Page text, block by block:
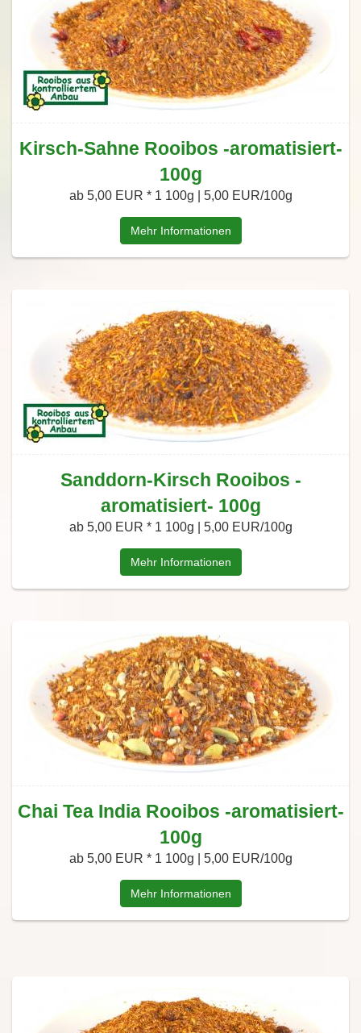
Kirsch-Sahne Rooibos -aromatisiert-
100g
ab 5,00 EUR * 1 100g | 5,00 EUR/100g
Mehr Informationen
Sanddorn-Kirsch Rooibos -
aromatisiert- 100g
ab 5,00 EUR * 1 100g | 5,00 EUR/100g
Mehr Informationen
Chai Tea India Rooibos -aromatisiert-
100g
ab 5,00 EUR * 1 100g | 5,00 EUR/100g
Mehr Informationen